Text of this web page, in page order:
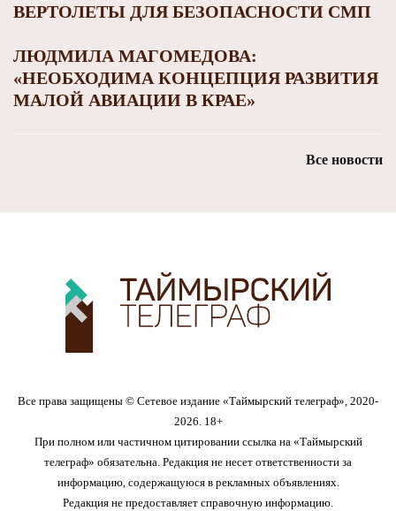
ВЕРТОЛЕТЫ ДЛЯ БЕЗОПАСНОСТИ СМП
ЛЮДМИЛА МАГОМЕДОВА:
«НЕОБХОДИМА КОНЦЕПЦИЯ РАЗВИТИЯ
МАЛОЙ АВИАЦИИ В КРАЕ»
Все новости
Все права защищены © Сетевое издание «Таймырский телеграф», 2020-
2026. 18+
При полном или частичном цитировании ссылка на «Таймырский
телеграф» обязательна. Редакция не несет ответственности за
информацию, содержащуюся в рекламных объявлениях.
Редакция не предоставляет справочную информацию.